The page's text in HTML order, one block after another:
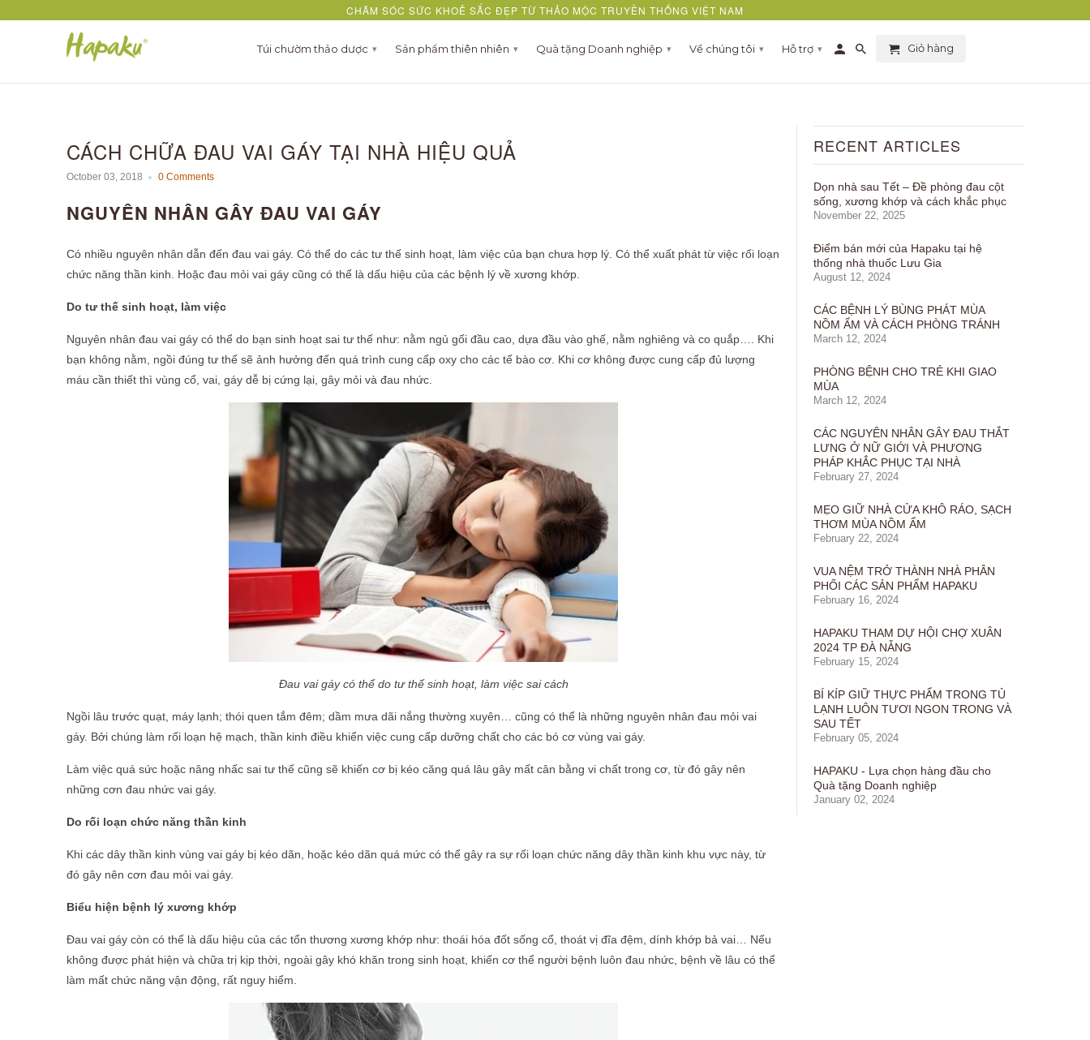
CÁCH CHỮA ĐAU VAI GÁY TẠI NHÀ HIỆU QUẢ
October 03, 2018 0 Comments
NGUYÊN NHÂN GÂY ĐAU VAI GÁY
Có nhiều nguyên nhân dẫn đến đau vai gáy. Có thể do các tư thế sinh hoạt, làm việc của bạn chưa hợp lý. Có thể xuất phát từ việc rối loạn
chức năng thần kinh. Hoặc đau mỏi vai gáy cũng có thể là dấu hiệu của các bệnh lý về xương khớp.
Do tư thế sinh hoạt, làm việc
Nguyên nhân đau vai gáy có thể do bạn sinh hoạt sai tư thế như: nằm ngủ gối đầu cao, dựa đầu vào ghế, nằm nghiêng và co quắp…. Khi
bạn không nằm, ngồi đúng tư thế sẽ ảnh hưởng đến quá trình cung cấp oxy cho các tế bào cơ. Khi cơ không được cung cấp đủ lượng
máu cần thiết thì vùng cổ, vai, gáy dễ bị cứng lại, gây mỏi và đau nhức.
Đau vai gáy có thể do tư thế sinh hoạt, làm việc sai cách
Ngồi lâu trước quạt, máy lạnh; thói quen tắm đêm; dầm mưa dãi nắng thường xuyên… cũng có thể là những nguyên nhân đau mỏi vai
gáy. Bởi chúng làm rối loạn hệ mạch, thần kinh điều khiển việc cung cấp dưỡng chất cho các bó cơ vùng vai gáy.
Làm việc quá sức hoặc nâng nhấc sai tư thế cũng sẽ khiến cơ bị kéo căng quá lâu gây mất cân bằng vi chất trong cơ, từ đó gây nên
những cơn đau nhức vai gáy.
Do rối loạn chức năng thần kinh
Khi các dây thần kinh vùng vai gáy bị kéo dãn, hoặc kéo dãn quá mức có thể gây ra sự rối loạn chức năng dây thần kinh khu vực này, từ
đó gây nên cơn đau mỏi vai gáy.
Biểu hiện bệnh lý xương khớp
Đau vai gáy còn có thể là dấu hiệu của các tổn thương xương khớp như: thoái hóa đốt sống cổ, thoát vị đĩa đệm, dính khớp bả vai… Nếu
không được phát hiện và chữa trị kịp thời, ngoài gây khó khăn trong sinh hoạt, khiến cơ thể người bệnh luôn đau nhức, bệnh về lâu có thể
làm mất chức năng vận động, rất nguy hiểm.
RECENT ARTICLES
Dọn nhà sau Tết – Đề phòng đau cột
sống, xương khớp và cách khắc phục
November 22, 2025
Điểm bán mới của Hapaku tại hệ
thống nhà thuốc Lưu Gia
August 12, 2024
CÁC BỆNH LÝ BÙNG PHÁT MÙA
NỒM ẨM VÀ CÁCH PHÒNG TRÁNH
March 12, 2024
PHÒNG BỆNH CHO TRẺ KHI GIAO
MÙA
March 12, 2024
CÁC NGUYÊN NHÂN GÂY ĐAU THẮT
LƯNG Ở NỮ GIỚI VÀ PHƯƠNG
PHÁP KHẮC PHỤC TẠI NHÀ
February 27, 2024
MẸO GIỮ NHÀ CỬA KHÔ RÁO, SẠCH
THƠM MÙA NỒM ẨM
February 22, 2024
VUA NỆM TRỞ THÀNH NHÀ PHÂN
PHỐI CÁC SẢN PHẨM HAPAKU
February 16, 2024
HAPAKU THAM DỰ HỘI CHỢ XUÂN
2024 TP ĐÀ NẴNG
February 15, 2024
BÍ KÍP GIỮ THỰC PHẨM TRONG TỦ
LẠNH LUÔN TƯƠI NGON TRONG VÀ
SAU TẾT
February 05, 2024
HAPAKU - Lựa chọn hàng đầu cho
Quà tặng Doanh nghiệp
January 02, 2024
CHĂM SÓC SỨC KHOẺ SẮC ĐẸP TỪ THẢO MỘC TRUYỀN THỐNG VIỆT NAM
Túi chườm thảo dược ▾ Sản phẩm thiên nhiên ▾ Quà tặng Doanh nghiệp ▾ Về chúng tôi ▾ Hỗ trợ ▾ Giỏ hàng